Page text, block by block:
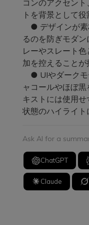
コンのアクセン
トを背景として
● デザインが素
るのを防ぎモダ
レーやスレート
加を控えることが
● UIやダークモ
ャコールやほぼ
キストには使用
状態のハイライト
Ask AI for a
ChatGPT
Claude